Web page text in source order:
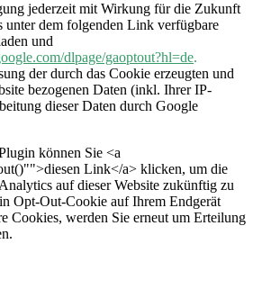
jederzeit mit Wirkung für die Zukunft
unter dem folgenden Link verfügbare
und
dlpage/gaoptout?hl=de.
der durch das Cookie erzeugten und
bezogenen Daten (inkl. Ihrer IP-
dieser Daten durch Google
können Sie <a
Link</a> klicken, um die
auf dieser Website zukünftig zu
Opt-Out-Cookie auf Ihrem Endgerät
Cookies, werden Sie erneut um Erteilung